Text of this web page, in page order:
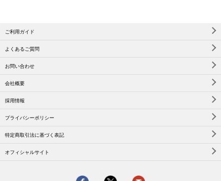
ご利用ガイド
よくあるご質問
お問い合わせ
会社概要
採用情報
プライバシーポリシー
特定商取引法に基づく表記
オフィシャルサイト